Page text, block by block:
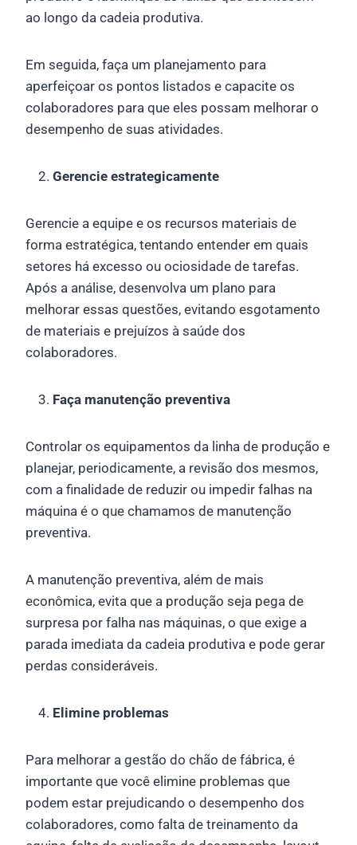
ao longo da cadeia produtiva.
Em seguida, faça um planejamento para
aperfeiçoar os pontos listados e capacite os
colaboradores para que eles possam melhorar o
desempenho de suas atividades.
Gerencie estrategicamente
Gerencie a equipe e os recursos materiais de
forma estratégica, tentando entender em quais
setores há excesso ou ociosidade de tarefas.
Após a análise, desenvolva um plano para
melhorar essas questões, evitando esgotamento
de materiais e prejuízos à saúde dos
colaboradores.
Faça manutenção preventiva
Controlar os equipamentos da linha de produção e
planejar, periodicamente, a revisão dos mesmos,
com a finalidade de reduzir ou impedir falhas na
máquina é o que chamamos de manutenção
preventiva.
A manutenção preventiva, além de mais
econômica, evita que a produção seja pega de
surpresa por falha nas máquinas, o que exige a
parada imediata da cadeia produtiva e pode gerar
perdas consideráveis.
Elimine problemas
Para melhorar a gestão do chão de fábrica, é
importante que você elimine problemas que
podem estar prejudicando o desempenho dos
colaboradores, como falta de treinamento da